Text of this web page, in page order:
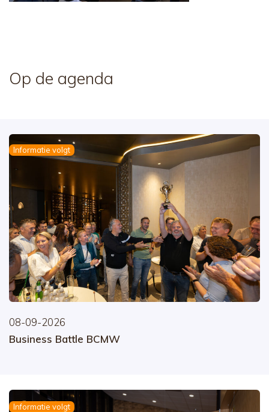
Op de agenda
Informatie volgt
08-09-2026
Business Battle BCMW
Informatie volgt